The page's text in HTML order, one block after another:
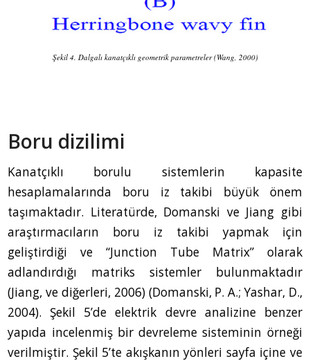
Şekil 4. Dalgalı kanatçıklı geometrik parametreler (Wang, 2000)
Boru dizilimi
Kanatçıklı borulu sistemlerin kapasite
hesaplamalarında boru iz takibi büyük önem
taşımaktadır. Literatürde, Domanski ve Jiang gibi
araştırmacıların boru iz takibi yapmak için
geliştirdiği ve “Junction Tube Matrix” olarak
adlandırdığı matriks sistemler bulunmaktadır
(Jiang, ve diğerleri, 2006) (Domanski, P. A.; Yashar, D.,
2004). Şekil 5’de elektrik devre analizine benzer
yapıda incelenmiş bir devreleme sisteminin örneği
verilmiştir. Şekil 5’te akışkanın yönleri sayfa içine ve